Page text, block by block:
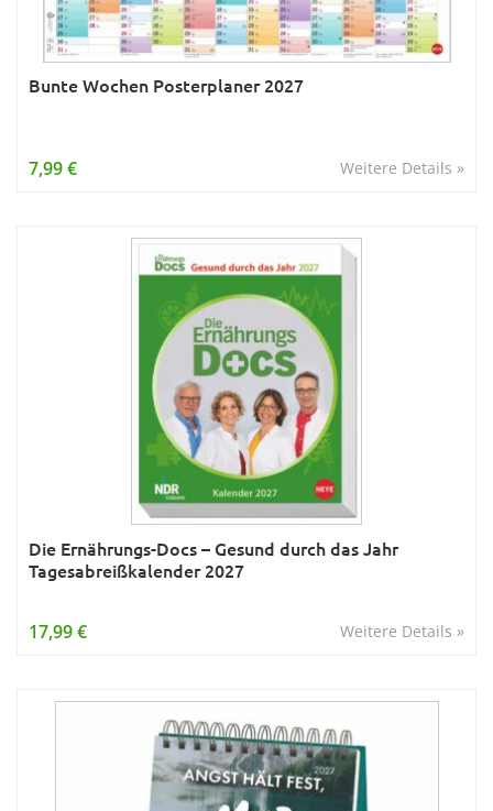
Bunte Wochen Posterplaner 2027
Weitere Details »
7,99 €
Die Ernährungs-Docs – Gesund durch das Jahr
Tagesabreißkalender 2027
Weitere Details »
17,99 €